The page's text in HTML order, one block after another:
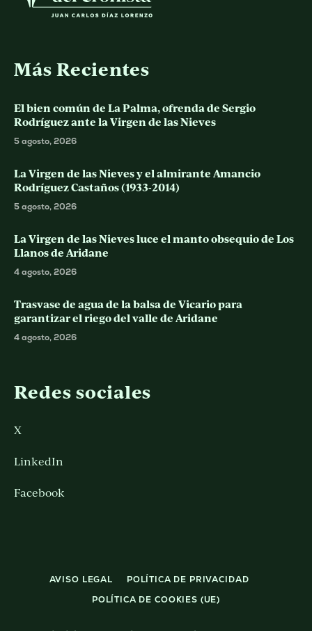
Más Recientes
El bien común de La Palma, ofrenda de Sergio
Rodríguez ante la Virgen de las Nieves
5 agosto, 2026
La Virgen de las Nieves y el almirante Amancio
Rodríguez Castaños (1933-2014)
5 agosto, 2026
La Virgen de las Nieves luce el manto obsequio de Los
Llanos de Aridane
4 agosto, 2026
Trasvase de agua de la balsa de Vicario para
garantizar el riego del valle de Aridane
4 agosto, 2026
Redes sociales
X
LinkedIn
Facebook
AVISO LEGAL
POLÍTICA DE PRIVACIDAD
POLÍTICA DE COOKIES (UE)